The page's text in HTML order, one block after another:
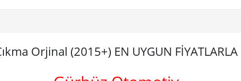
Orjinal (2015+) EN UYGUN FİYATLARLA